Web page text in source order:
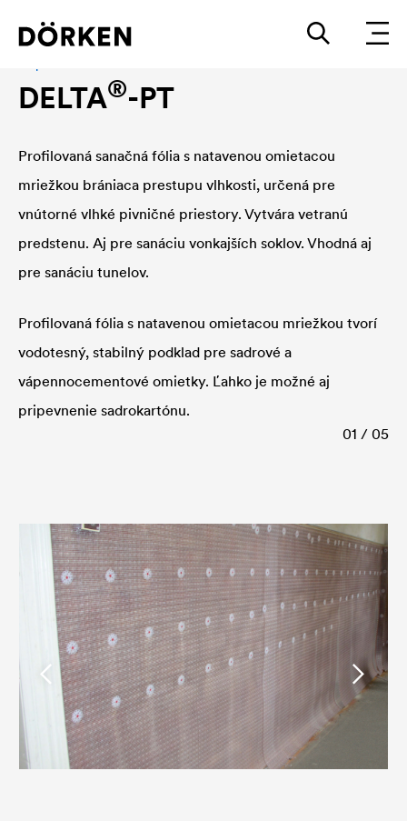
DELTA®-PT
Profilovaná sanačná fólia s natavenou omietacou
mriežkou brániaca prestupu vlhkosti, určená pre
vnútorné vlhké pivničné priestory. Vytvára vetranú
predstenu. Aj pre sanáciu vonkajších soklov. Vhodná aj
pre sanáciu tunelov.
Profilovaná fólia s natavenou omietacou mriežkou tvorí
vodotesný, stabilný podklad pre sadrové a
vápennocementové omietky. Ľahko je možné aj
pripevnenie sadrokartónu.
01 / 05